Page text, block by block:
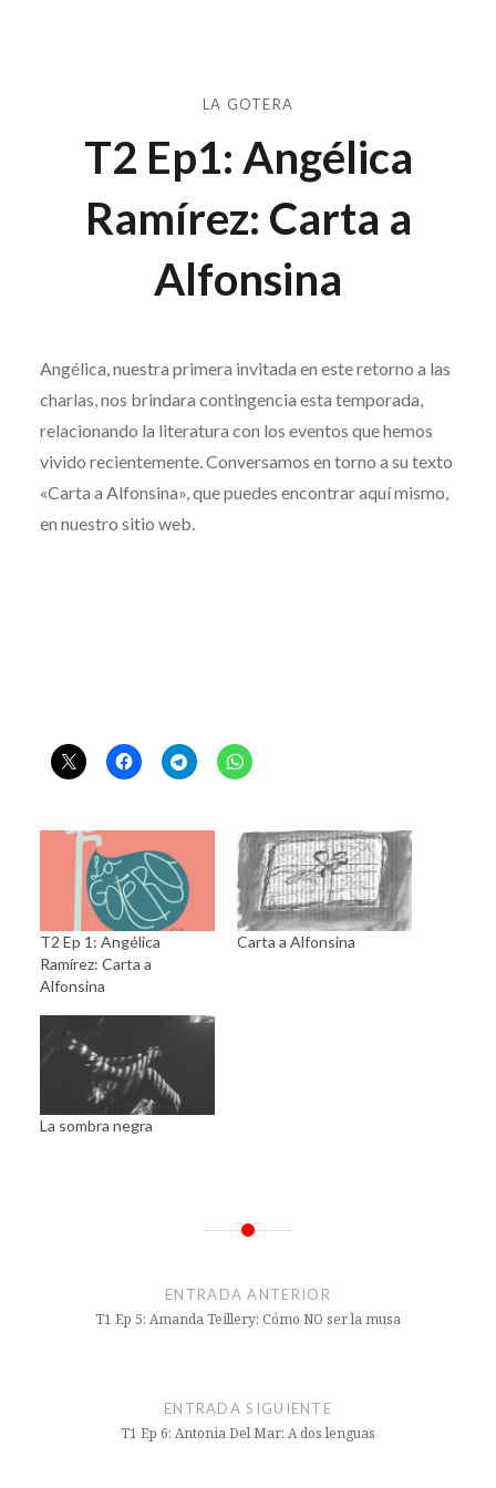
LA GOTERA
T2 Ep1: Angélica
Ramírez: Carta a
Alfonsina
por
GRIFO
DE
DE
2023
Angélica, nuestra primera invitada en este retorno a las
charlas, nos brindara contingencia esta temporada,
relacionando la literatura con los eventos que hemos
vivido recientemente. Conversamos en torno a su texto
«Carta a Alfonsina», que puedes encontrar aquí mismo,
en nuestro sitio web.
T2 Ep 1: Angélica
Ramírez: Carta a
Alfonsina
Carta a Alfonsina
La sombra negra
entradas
ENTRADA ANTERIOR
T1 Ep 5: Amanda Teillery: Cómo NO ser la musa
ENTRADA SIGUIENTE
T1 Ep 6: Antonia Del Mar: A dos lenguas